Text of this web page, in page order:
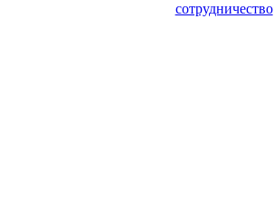
сотрудничество